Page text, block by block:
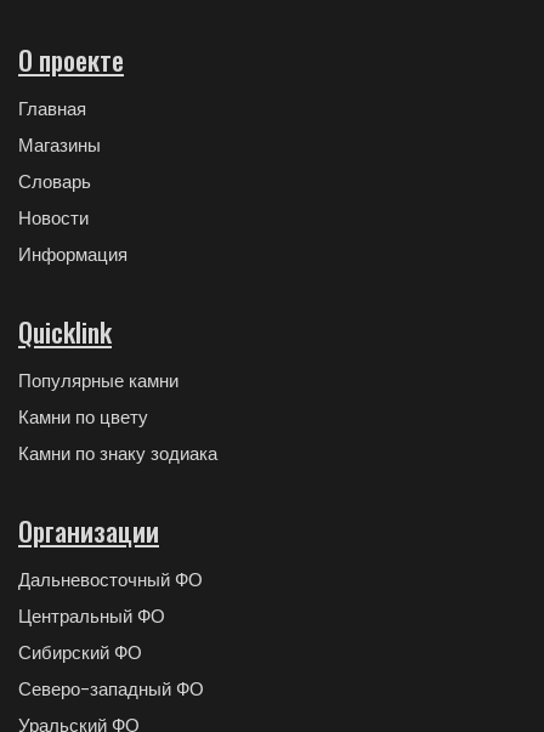
О проекте
Главная
Магазины
Словарь
Новости
Информация
Quicklink
Популярные камни
Камни по цвету
Камни по знаку зодиака
Организации
Дальневосточный ФО
Центральный ФО
Сибирский ФО
Северо-западный ФО
Уральский ФО